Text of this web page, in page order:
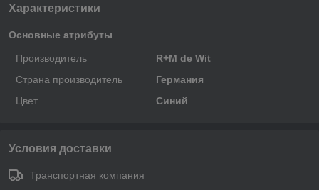
Характеристики
Основные атрибуты
Производитель
R+M de Wit
Страна производитель
Германия
Цвет
Синий
Условия доставки
Транспортная компания